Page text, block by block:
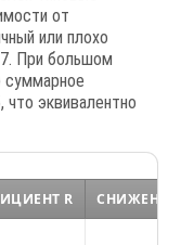
от
или плохо
При большом
суммарное
эквивалентно
R СНИЖЕНИЕ